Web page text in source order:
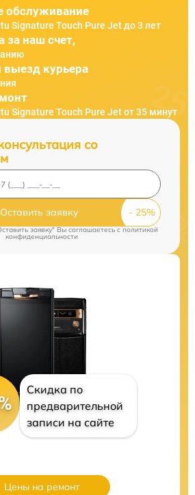
обслуживание
Signature Touch Pure Jet до 3 лет
за наш счет,
выезд курьера
Signature Touch Pure Jet от 35 минут
со
Оставить заявку
заявку" Вы соглашаетесь cполитикой
конфиденциальности
Скидка по
предварительной
записи на сайте
Цены на ремонт